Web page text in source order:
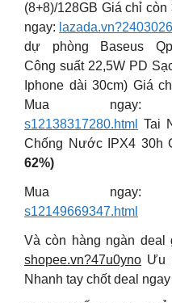
(8+8)/128GB Giá chỉ còn
ngay:
dự phòng Baseus
Công suất 22,5W PD
Iphone dài 30cm) Giá
Mua
s12138317280.html
Tai
Chống Nước IPX4 30h
62%)
Mua
s12149669347.html
Và còn hàng ngàn deal
shopee.vn?47u0yno Ưu
Nhanh tay chốt deal